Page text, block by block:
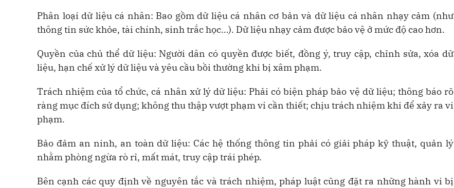
Phân loại dữ liệu cá nhân: Bao gồm dữ liệu cá nhân cơ bản và dữ liệu cá nhân nhạy cảm (như
thông tin sức khỏe, tài chính, sinh trắc học…). Dữ liệu nhạy cảm được bảo vệ ở mức độ cao hơn.
Quyền của chủ thể dữ liệu: Người dân có quyền được biết, đồng ý, truy cập, chỉnh sửa, xóa dữ
liệu, hạn chế xử lý dữ liệu và yêu cầu bồi thường khi bị xâm phạm.
Trách nhiệm của tổ chức, cá nhân xử lý dữ liệu: Phải có biện pháp bảo vệ dữ liệu; thông báo rõ
ràng mục đích sử dụng; không thu thập vượt phạm vi cần thiết; chịu trách nhiệm khi để xảy ra vi
phạm.
Bảo đảm an ninh, an toàn dữ liệu: Các hệ thống thông tin phải có giải pháp kỹ thuật, quản lý
nhằm phòng ngừa rò rỉ, mất mát, truy cập trái phép.
Bên cạnh các quy định về nguyên tắc và trách nhiệm, pháp luật cũng đặt ra những hành vi bị